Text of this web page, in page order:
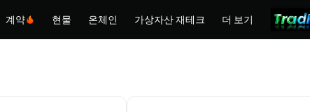
계약 현물 온체인 가상자산 재테크 더 보기